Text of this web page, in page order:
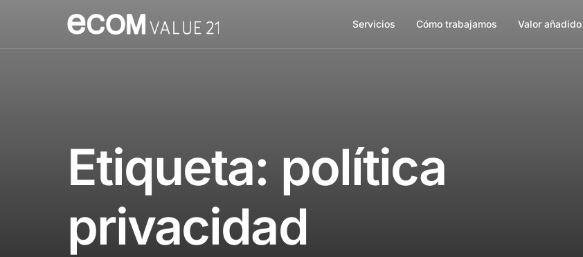
Servicios Cómo trabajamos Valor añadido
Etiqueta: política
privacidad